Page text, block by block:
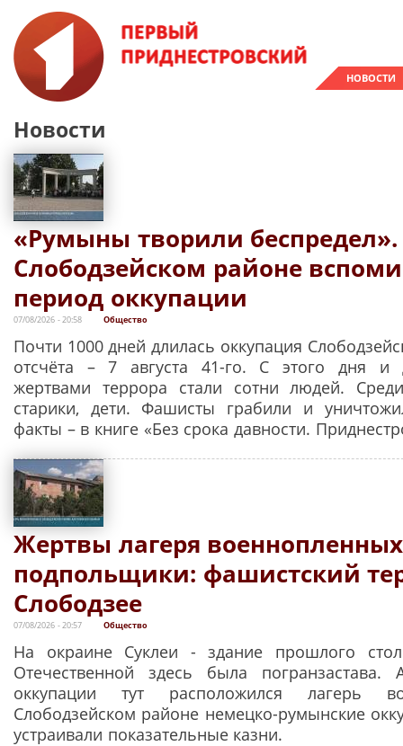
НОВОСТИ
Новости
«Румыны творили
Слободзейском районе
период оккупации
07/08/2026 - 20:58 Общество
Почти 1000 дней длилась оккупация
отсчёта – 7 августа 41-го. С этого дня и
жертвами террора стали сотни людей.
старики, дети. Фашисты грабили и
факты – в книге «Без срока давности.
Жертвы лагеря
подпольщики: фашистский
Слободзее
07/08/2026 - 20:57 Общество
На окраине Суклеи - здание прошлого
Отечественной здесь была
оккупации тут расположился лагерь
Слободзейском районе немецко-румынские
устраивали показательные казни.